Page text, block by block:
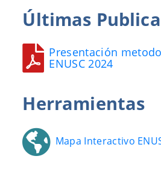
Últimas
Presentación
ENUSC 2024
Herramientas
Mapa Interactivo